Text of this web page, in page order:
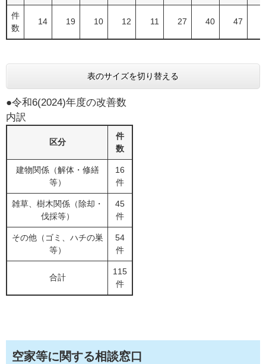
件
数
14 19 10 12 11 27 40 47
表のサイズを切り替える
●令和6(2024)年度の改善数
内訳
区分
件
数
建物関係（解体・修繕
等）
16
件
雑草、樹木関係（除却・
伐採等）
45
件
その他（ゴミ、ハチの巣
等）
54
件
合計
115
件
空家等に関する相談窓口